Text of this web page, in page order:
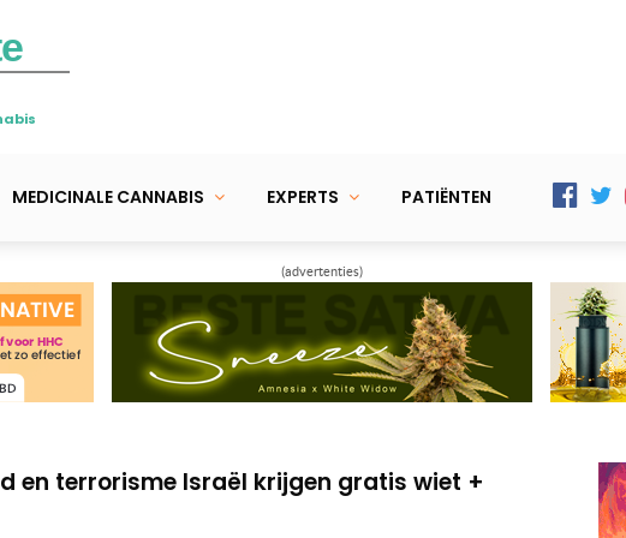
MEDICINALE CANNABIS EXPERTS PATIËNTEN
(advertenties)
met cannabinoïden – de nieuwe
hebben lagere BMI én sporten
met cannabinoïden – de nieuwe